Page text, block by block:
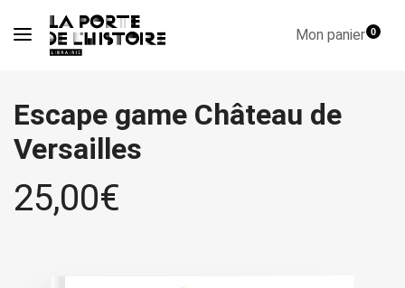
Mon panier0
Escape game Château de
Versailles
25,00€